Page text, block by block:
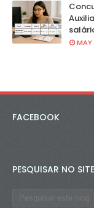
FACEBOOK
PESQUISAR NO SITE